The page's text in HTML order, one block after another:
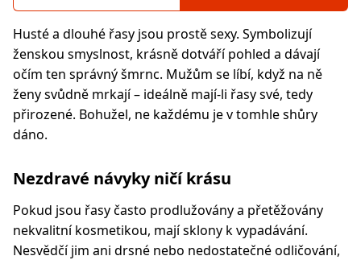
Husté a dlouhé řasy jsou prostě sexy. Symbolizují
ženskou smyslnost, krásně dotváří pohled a dávají
očím ten správný šmrnc. Mužům se líbí, když na ně
ženy svůdně mrkají – ideálně mají-li řasy své, tedy
přirozené. Bohužel, ne každému je v tomhle shůry
dáno.
Nezdravé návyky ničí krásu
Pokud jsou řasy často prodlužovány a přetěžovány
nekvalitní kosmetikou, mají sklony k vypadávání.
Nesvědčí jim ani drsné nebo nedostatečné odličování,